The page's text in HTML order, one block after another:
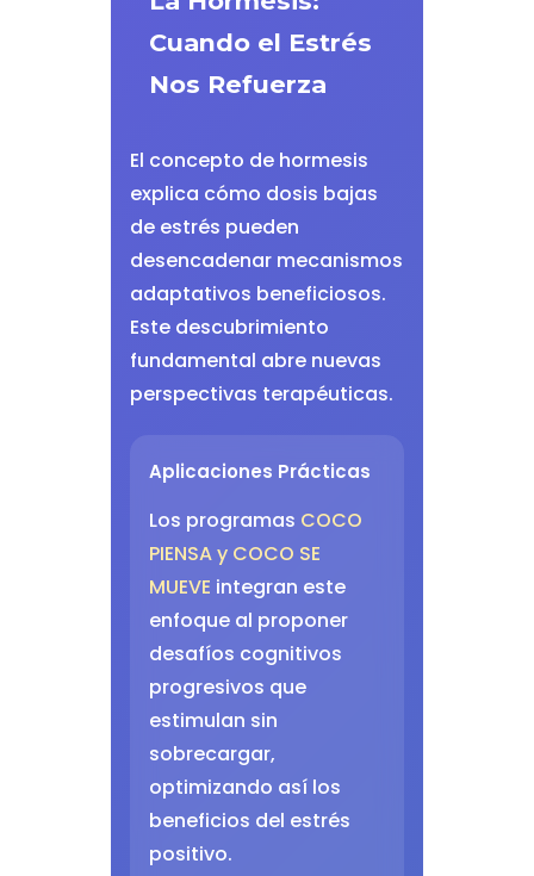
Cuando el Estrés
Nos Refuerza
El concepto de hormesis
explica cómo dosis bajas
de estrés pueden
desencadenar mecanismos
adaptativos beneficiosos.
Este descubrimiento
fundamental abre nuevas
perspectivas terapéuticas.
Aplicaciones Prácticas
Los programas COCO
PIENSA y COCO SE
MUEVE integran este
enfoque al proponer
desafíos cognitivos
progresivos que
estimulan sin
sobrecargar,
optimizando así los
beneficios del estrés
positivo.